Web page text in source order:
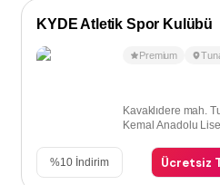
KYDE Atletik Spor Kulübü
Premium
Kavaklıdere mah.
Kemal Anadolu
%10 İndirim Ücretsiz